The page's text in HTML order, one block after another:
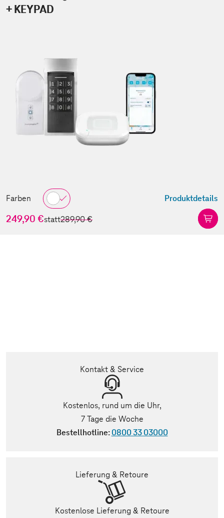
+ KEYPAD
Farben Produktdetails
249,90 €statt289,90 €
Kontakt & Service
Kostenlos, rund um die Uhr,
7 Tage die Woche
Bestellhotline:0800 33 03000
Lieferung & Retoure
Kostenlose Lieferung & Retoure